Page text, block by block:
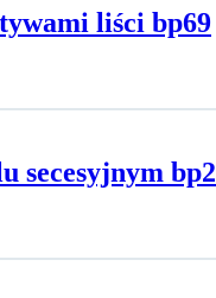
liści bp69
secesyjnym